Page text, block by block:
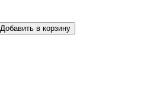
Добавить в корзину